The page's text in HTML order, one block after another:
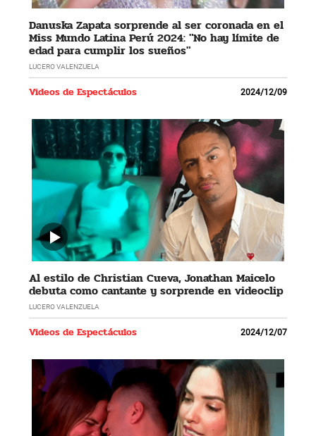
Danuska Zapata sorprende al ser coronada en el
Miss Mundo Latina Perú 2024: "No hay límite de
edad para cumplir los sueños"
LUCERO VALENZUELA
Videos de Espectáculos 2024/12/09
Al estilo de Christian Cueva, Jonathan Maicelo
debuta como cantante y sorprende en videoclip
LUCERO VALENZUELA
Videos de Espectáculos 2024/12/07